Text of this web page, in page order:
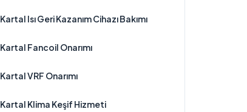
Kartal Isı Geri Kazanım Cihazı Bakımı
Kartal Fancoil Onarımı
Kartal VRF Onarımı
Kartal Klima Keşif Hizmeti